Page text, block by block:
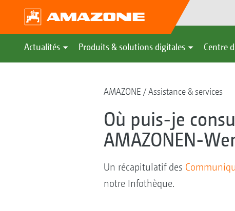
Actualités Produits & solutions digitales Centre
AMAZONE Assistance & services
Où puis-je
AMAZONEN-
Un récapitulatif des
notre Infothèque.